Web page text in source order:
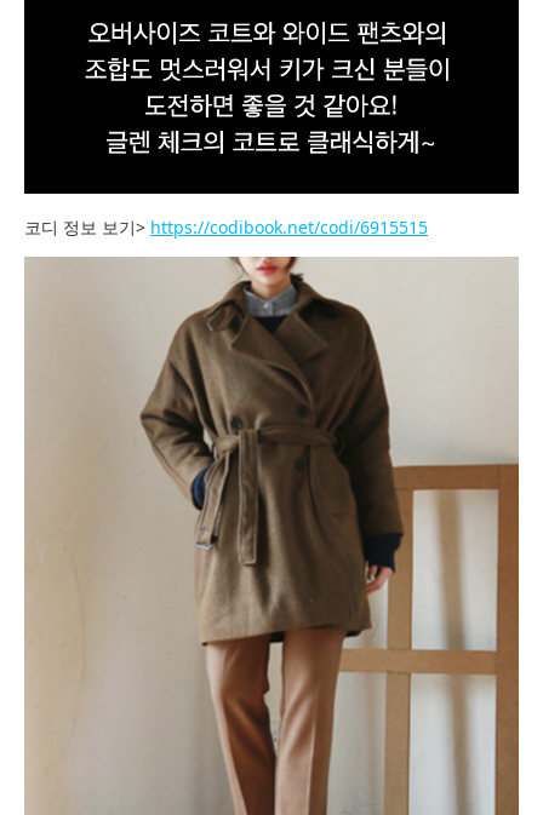
코디 정보 보기> https://codibook.net/codi/6915515